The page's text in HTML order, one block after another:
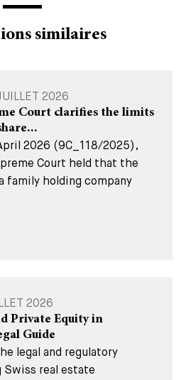
similaires
2026
Court clarifies the limits
2026 (9C_118/2025),
Court held that the
family holding company
2026
Private Equity in
Guide
legal and regulatory
real estate